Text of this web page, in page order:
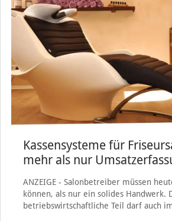
Kassensysteme für
mehr als nur
ANZEIGE - Salonbetreiber müssen
können, als nur ein solides Handwerk.
betriebswirtschaftliche Teil darf auch